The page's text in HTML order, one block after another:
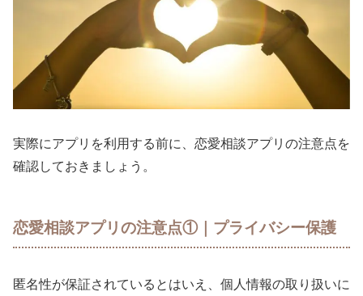
実際にアプリを利用する前に、恋愛相談アプリの注意点を
確認しておきましょう。
恋愛相談アプリの注意点①｜プライバシー保護
匿名性が保証されているとはいえ、個人情報の取り扱いに